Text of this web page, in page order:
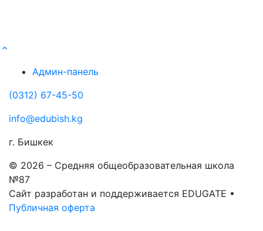
Админ-панель
(0312) 67-45-50
info@edubish.kg
г. Бишкек
© 2026 – Средняя общеобразовательная школа
№87
Сайт разработан и поддерживается EDUGATE •
Публичная оферта